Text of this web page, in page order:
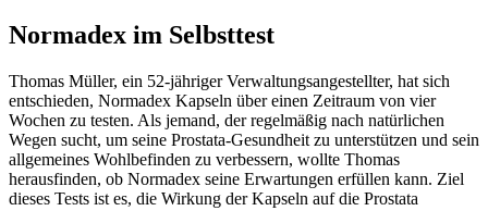
Normadex im Selbsttest
Thomas Müller, ein 52-jähriger Verwaltungsangestellter, hat sich
entschieden, Normadex Kapseln über einen Zeitraum von vier
Wochen zu testen. Als jemand, der regelmäßig nach natürlichen
Wegen sucht, um seine Prostata-Gesundheit zu unterstützen und sein
allgemeines Wohlbefinden zu verbessern, wollte Thomas
herausfinden, ob Normadex seine Erwartungen erfüllen kann. Ziel
dieses Tests ist es, die Wirkung der Kapseln auf die Prostata